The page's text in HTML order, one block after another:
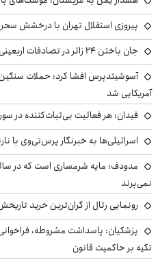
پیروزی استقلال تهران با درخشش
جان باختن ۲۴ زائر در تصادفات اربعینی؛ ۶۷ میلیون تردد ثبت شد
آمریکایی شد
فیدان: هر فعالیت بی‌ثبات‌کننده در
اسرائیلی‌ها به خبرنگار پرس‌تی‌وی با
مدودف: مایه شرمساری است که در
نمی‌برند
رونمایی رئال از گران‌ترین خرید
پزشکیان: پاسداشت مشروطه،
تکیه بر حاکمیت قانون